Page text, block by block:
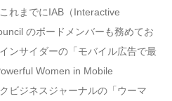
れまでにIAB（Interactive
のボードメンバーも務めてお
ンサイダーの「モバイル広告で最
Women in Mobile
ビジネスジャーナルの「ウーマ